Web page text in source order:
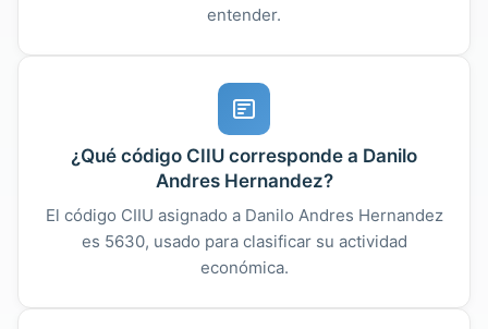
entender.
¿Qué código CIIU corresponde a Danilo
Andres Hernandez?
El código CIIU asignado a Danilo Andres Hernandez
es 5630, usado para clasificar su actividad
económica.